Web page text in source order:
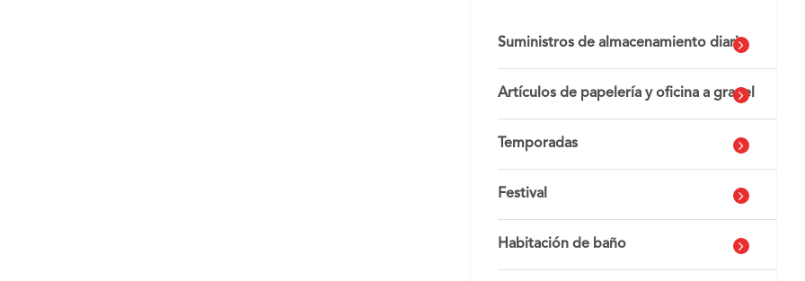
Suministros de almacenamiento diario
Artículos de papelería y oficina a granel
Temporadas
Festival
Habitación de baño